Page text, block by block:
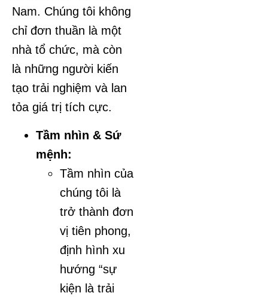
Nam. Chúng tôi không
chỉ đơn thuần là một
nhà tổ chức, mà còn
là những người kiến
tạo trải nghiệm và lan
tỏa giá trị tích cực.
Tầm nhìn & Sứ
mệnh:
Tầm nhìn của
chúng tôi là
trở thành đơn
vị tiên phong,
định hình xu
hướng “sự
kiện là trải